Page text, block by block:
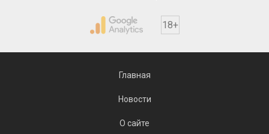
18+
Главная
Новости
О сайте